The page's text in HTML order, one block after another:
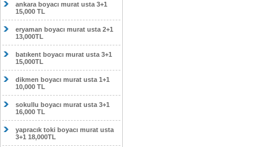
ankara boyacı murat usta 3+1
15,000 TL
eryaman boyacı murat usta 2+1
13,000TL
batıkent boyacı murat usta 3+1
15,000TL
dikmen boyacı murat usta 1+1
10,000 TL
sokullu boyacı murat usta 3+1
16,000 TL
yapracık toki boyacı murat usta
3+1 18,000TL